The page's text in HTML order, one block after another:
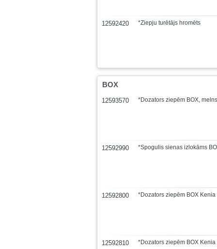
12592420 *Ziepju turētājs hromēts
BOX
12593570 *Dozators ziepēm BOX,
12592990 *Spogulis sienas izlokāms
12592800 *Dozators ziepēm BOX Kenia
12592810 *Dozators ziepēm BOX Kenia